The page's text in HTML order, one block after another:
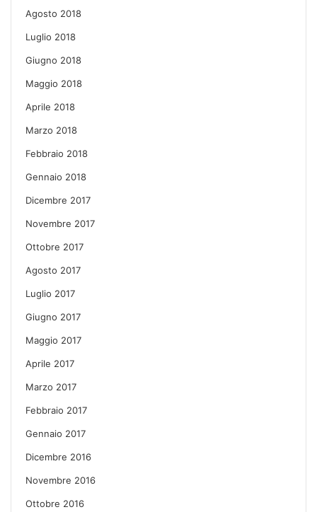
Agosto 2018
Luglio 2018
Giugno 2018
Maggio 2018
Aprile 2018
Marzo 2018
Febbraio 2018
Gennaio 2018
Dicembre 2017
Novembre 2017
Ottobre 2017
Agosto 2017
Luglio 2017
Giugno 2017
Maggio 2017
Aprile 2017
Marzo 2017
Febbraio 2017
Gennaio 2017
Dicembre 2016
Novembre 2016
Ottobre 2016